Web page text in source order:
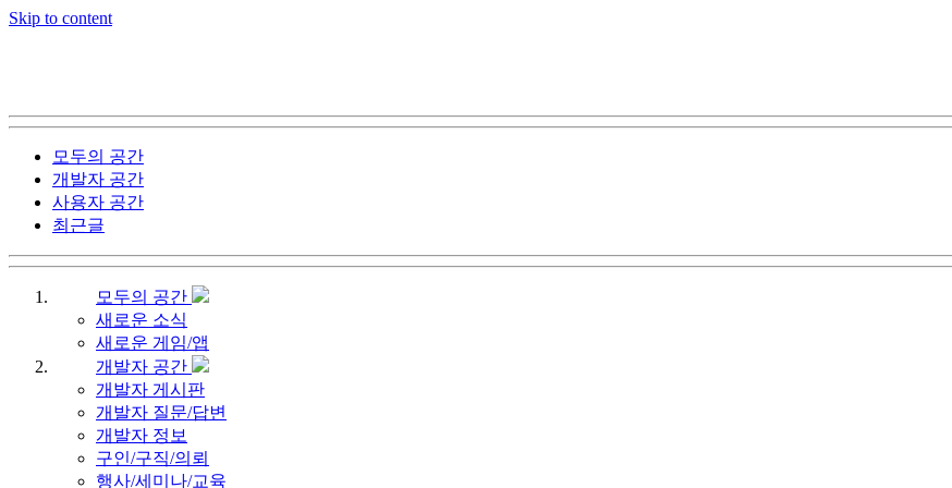
Skip to content
모두의 공간
개발자 공간
사용자 공간
최근글
모두의 공간
새로운 소식
새로운 게임/앱
개발자 공간
개발자 게시판
개발자 질문/답변
개발자 정보
구인/구직/의뢰
행사/세미나/교육